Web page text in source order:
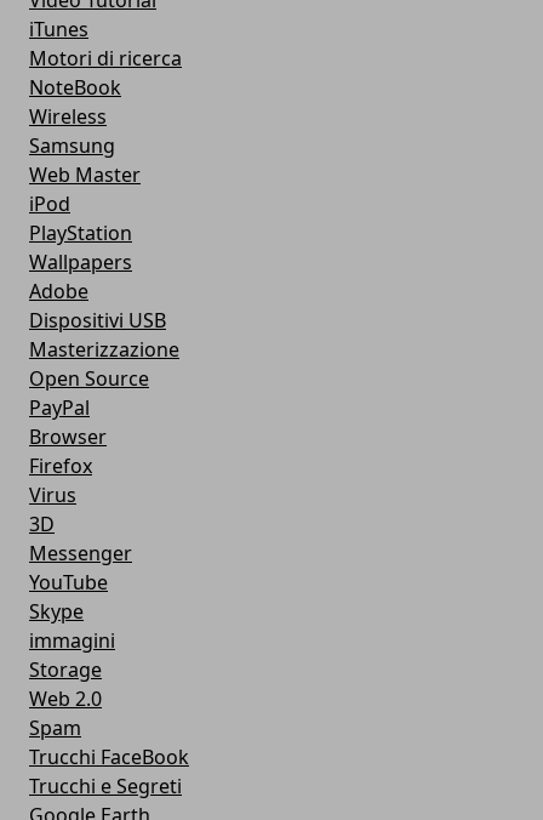
iTunes
Motori di ricerca
NoteBook
Wireless
Samsung
Web Master
iPod
PlayStation
Wallpapers
Adobe
Dispositivi USB
Masterizzazione
Open Source
PayPal
Browser
Firefox
Virus
3D
Messenger
YouTube
Skype
immagini
Storage
Web 2.0
Spam
Trucchi FaceBook
Trucchi e Segreti